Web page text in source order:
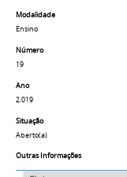
Modalidade
Ensino
Número
19
Ano
2.019
Situação
Aberto(a)
Outras Informações